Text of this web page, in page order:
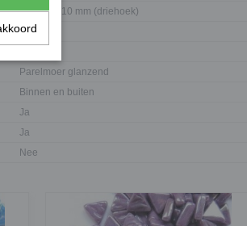
10 x 10 x 10 mm (driehoek)
4 mm
Parelmoer glanzend
Binnen en buiten
Ja
Ja
Nee